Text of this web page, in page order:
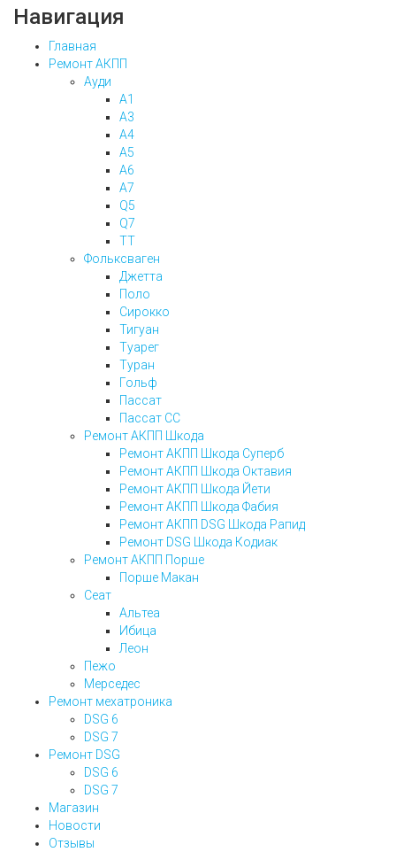
Навигация
Главная
Ремонт АКПП
Ауди
А1
А3
А4
А5
А6
А7
Q5
Q7
ТТ
Фольксваген
Джетта
Поло
Сирокко
Тигуан
Туарег
Туран
Гольф
Пассат
Пассат СС
Ремонт АКПП Шкода
Ремонт АКПП Шкода Суперб
Ремонт АКПП Шкода Октавия
Ремонт АКПП Шкода Йети
Ремонт АКПП Шкода Фабия
Ремонт АКПП DSG Шкода Рапид
Ремонт DSG Шкода Кодиак
Ремонт АКПП Порше
Порше Макан
Сеат
Альтеа
Ибица
Леон
Пежо
Мерседес
Ремонт мехатроника
DSG 6
DSG 7
Ремонт DSG
DSG 6
DSG 7
Магазин
Новости
Отзывы